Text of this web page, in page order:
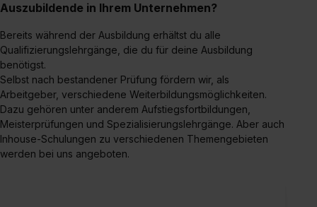
Auszubildende in Ihrem Unternehmen?
Bereits während der Ausbildung erhältst du alle
Qualifizierungslehrgänge, die du für deine Ausbildung
benötigst.
Selbst nach bestandener Prüfung fördern wir, als
Arbeitgeber, verschiedene Weiterbildungsmöglichkeiten.
Dazu gehören unter anderem Aufstiegsfortbildungen,
Meisterprüfungen und Spezialisierungslehrgänge. Aber auch
Inhouse-Schulungen zu verschiedenen Themengebieten
werden bei uns angeboten.